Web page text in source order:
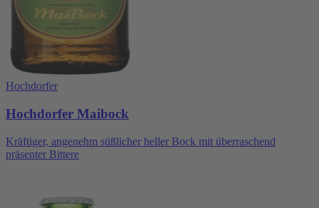
Hochdorfer
Hochdorfer Maibock
Kräftiger, angenehm süßlicher heller Bock mit überraschend
präsenter Bittere